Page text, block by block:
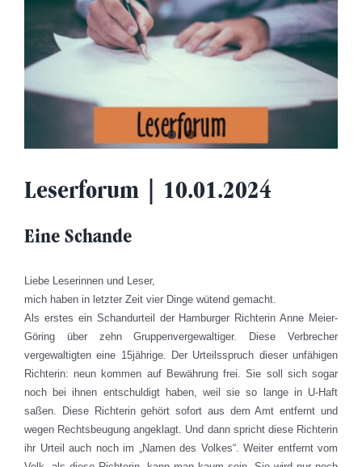
Leserforum | 10.01.2024
Eine Schande
Liebe Leserinnen und Leser,
mich haben in letzter Zeit vier Dinge wütend gemacht.
Als erstes ein Schandurteil der Hamburger Richterin Anne Meier-
Göring über zehn Gruppenvergewaltiger. Diese Verbrecher
vergewaltigten eine 15jährige. Der Urteilsspruch dieser unfähigen
Richterin: neun kommen auf Bewährung frei. Sie soll sich sogar
noch bei ihnen entschuldigt haben, weil sie so lange in U-Haft
saßen. Diese Richterin gehört sofort aus dem Amt entfernt und
wegen Rechtsbeugung angeklagt. Und dann spricht diese Richterin
ihr Urteil auch noch im „Namen des Volkes“. Weiter entfernt vom